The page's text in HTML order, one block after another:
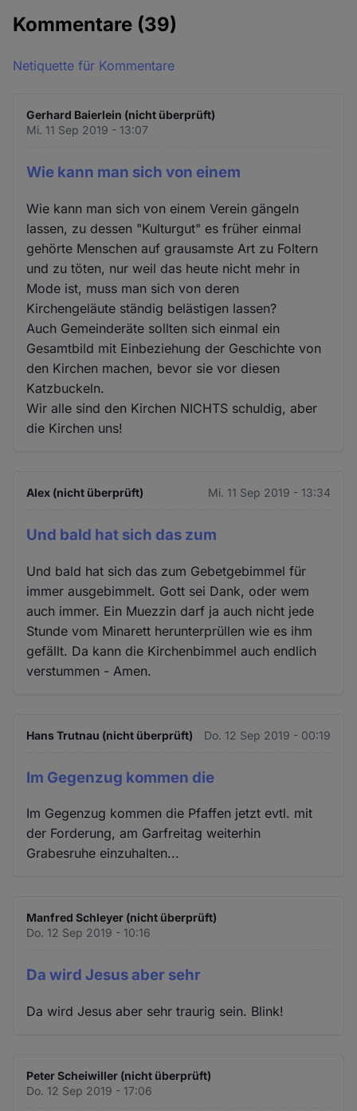
Kommentare (39)
Netiquette für Kommentare
Gerhard Baierlein (nicht überprüft)
Mi. 11 Sep 2019 - 13:07
Wie kann man sich von einem
Wie kann man sich von einem Verein gängeln
lassen, zu dessen "Kulturgut" es früher einmal
gehörte Menschen auf grausamste Art zu Foltern
und zu töten, nur weil das heute nicht mehr in
Mode ist, muss man sich von deren
Kirchengeläute ständig belästigen lassen?
Auch Gemeinderäte sollten sich einmal ein
Gesamtbild mit Einbeziehung der Geschichte von
den Kirchen machen, bevor sie vor diesen
Katzbuckeln.
Wir alle sind den Kirchen NICHTS schuldig, aber
die Kirchen uns!
Alex (nicht überprüft) Mi. 11 Sep 2019 - 13:34
Und bald hat sich das zum
Und bald hat sich das zum Gebetgebimmel für
immer ausgebimmelt. Gott sei Dank, oder wem
auch immer. Ein Muezzin darf ja auch nicht jede
Stunde vom Minarett herunterprüllen wie es ihm
gefällt. Da kann die Kirchenbimmel auch endlich
verstummen - Amen.
Hans Trutnau (nicht überprüft) Do. 12 Sep 2019 - 00:19
Im Gegenzug kommen die
Im Gegenzug kommen die Pfaffen jetzt evtl. mit
der Forderung, am Garfreitag weiterhin
Grabesruhe einzuhalten...
Manfred Schleyer (nicht überprüft)
Do. 12 Sep 2019 - 10:16
Da wird Jesus aber sehr
Da wird Jesus aber sehr traurig sein. Blink!
Peter Scheiwiller (nicht überprüft)
Do. 12 Sep 2019 - 17:06